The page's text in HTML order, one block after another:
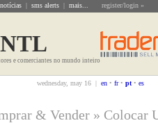
notícias | sms alerts | mais... register/login »
e comerciantes no mundo inteiro
wednesday, may 16 | en • fr • pt • es
& Vender » Colocar